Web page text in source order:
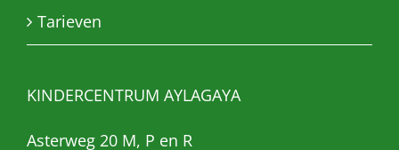
Tarieven
KINDERCENTRUM AYLAGAYA
Asterweg 20 M, P en R